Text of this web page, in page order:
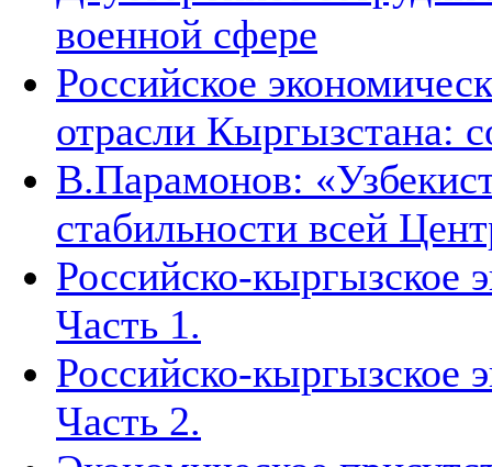
военной сфере
Российское
отрасли Кыргызстана:
В.Парамонов:
стабильности всей
Российско-кыргызское
Часть 1.
Российско-кыргызское
Часть 2.